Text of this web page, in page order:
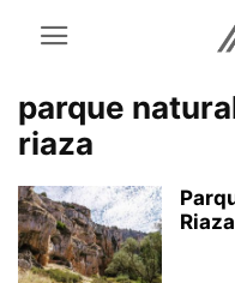
parque
riaza
Riaza